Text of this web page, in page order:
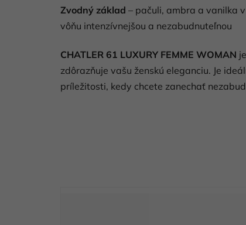
Zvodný základ – pačuli, ambra a vanilka
vôňu intenzívnejšou a nezabudnuteľnou
CHATLER 61 LUXURY FEMME WOMAN
zdôrazňuje vašu ženskú eleganciu. Je
príležitosti, kedy chcete zanechať